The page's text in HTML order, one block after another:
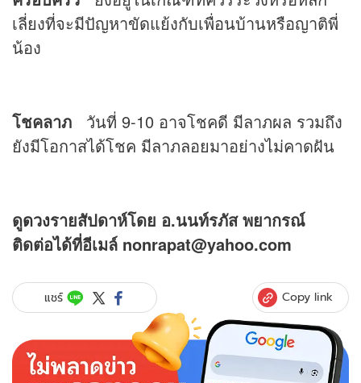
เลี่ยงที่จะมีปัญหาขัดแย้งกับเพื่อนบ้านหรือญาติพี่
น้อง
โชคลาภ วันที่ 9-10 อาจโชคดี มีลาภผล รวมถึง
ยังมีโอกาสได้โชค มีลาภลอยมาอย่างไม่คาดฝัน
ดูดวงรายสัปดาห์โดย อ.นนท์รภัส พยากรณ์
ติดต่อได้ที่อีเมล์ nonrapat@yahoo.com
แชร์ Copy link